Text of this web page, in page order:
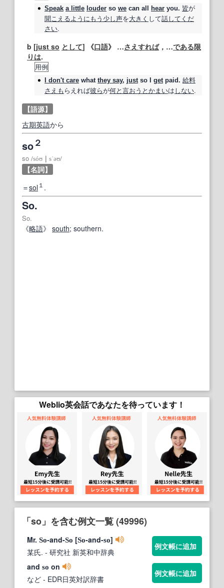
Speak a little louder so we can all hear you. 皆が
聞こえるようにもう少し声を大きく して話して くだ
さい.
b [just so として] 《口語》 …さえすれば，…である限
りは.
用例
I don't care what they say, just so get paid. 給料
さえも らえれば彼らが何と言おうとかまいはしない.
【語源】
古期英語から
so２
so /sóʊ sˈəʊ/
【名詞】
＝sol１ .
So.
So.
《略語》 south; southern.
Weblio英会話であなたを待っています！
「so」を含む例文一覧 (49996)
Mr. So‐and‐So [So‐and‐so]
某氏. - 研究社 新英和中辞典
例文帳に追加
and so on
など - EDR日英対訳辞書
例文帳に追加